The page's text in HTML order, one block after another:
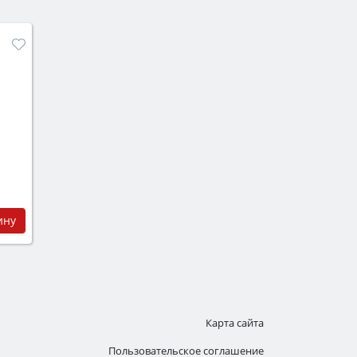
Карта сайта
Пользовательское соглашение